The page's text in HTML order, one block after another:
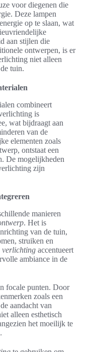
voor diegenen die
Deze lampen
op te slaan, wat
aan stijlen die
ontwerpen, is er
niet alleen
tuin.
combineert
is
wat bijdraagt aan
van de
elementen zoals
ontstaat een
De mogelijkheden
zijn
manieren
. Het is
van de tuin,
struiken en
verlichting accentueert
ambiance in de
focale punten. Door
zoals een
aandacht van
alleen esthetisch
het moeilijk te